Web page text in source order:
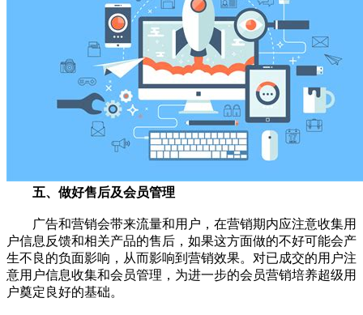
五、做好售后及会员管理
广告和营销会带来流量和用户，在营销期内应注意收集用
户信息反馈和相关产品的售后，如果这方面做的不好可能会产
生不良的负面影响，从而影响到营销效果。对已成交的用户注
意用户信息收集和会员管理，为进一步的会员营销培养超级用
户奠定良好的基础。